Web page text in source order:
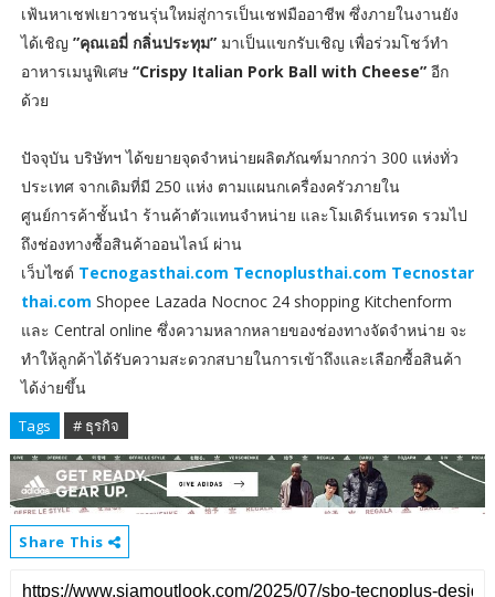
เฟ้นหาเชฟเยาวชนรุ่นใหม่สู่การเป็นเชฟมืออาชีพ ซึ่งภายในงานยัง
ได้เชิญ ”คุณเอมี่ กลิ่นประทุม” มาเป็นแขกรับเชิญ เพื่อร่วมโชว์ทำ
อาหารเมนูพิเศษ“Crispy Italian Pork Ball with Cheese” อีก
ด้วย
ปัจจุบัน บริษัทฯ ได้ขยายจุดจำหน่ายผลิตภัณฑ์มากกว่า 300 แห่งทั่ว
ประเทศ จากเดิมที่มี 250 แห่ง ตามแผนกเครื่องครัวภายใน
ศูนย์การค้าชั้นนำ ร้านค้าตัวแทนจำหน่าย และโมเดิร์นเทรด รวมไป
ถึงช่องทางซื้อสินค้าออนไลน์ ผ่าน
เว็บไซต์ Tecnogasthai.com Tecnoplusthai.com Tecnostar
thai.com Shopee Lazada Nocnoc 24 shopping Kitchenform
และ Central online ซึ่งความหลากหลายของช่องทางจัดจำหน่าย จะ
ทำให้ลูกค้าได้รับความสะดวกสบายในการเข้าถึงและเลือกซื้อสินค้า
ได้ง่ายขึ้น
Tags # ธุรกิจ
Share This